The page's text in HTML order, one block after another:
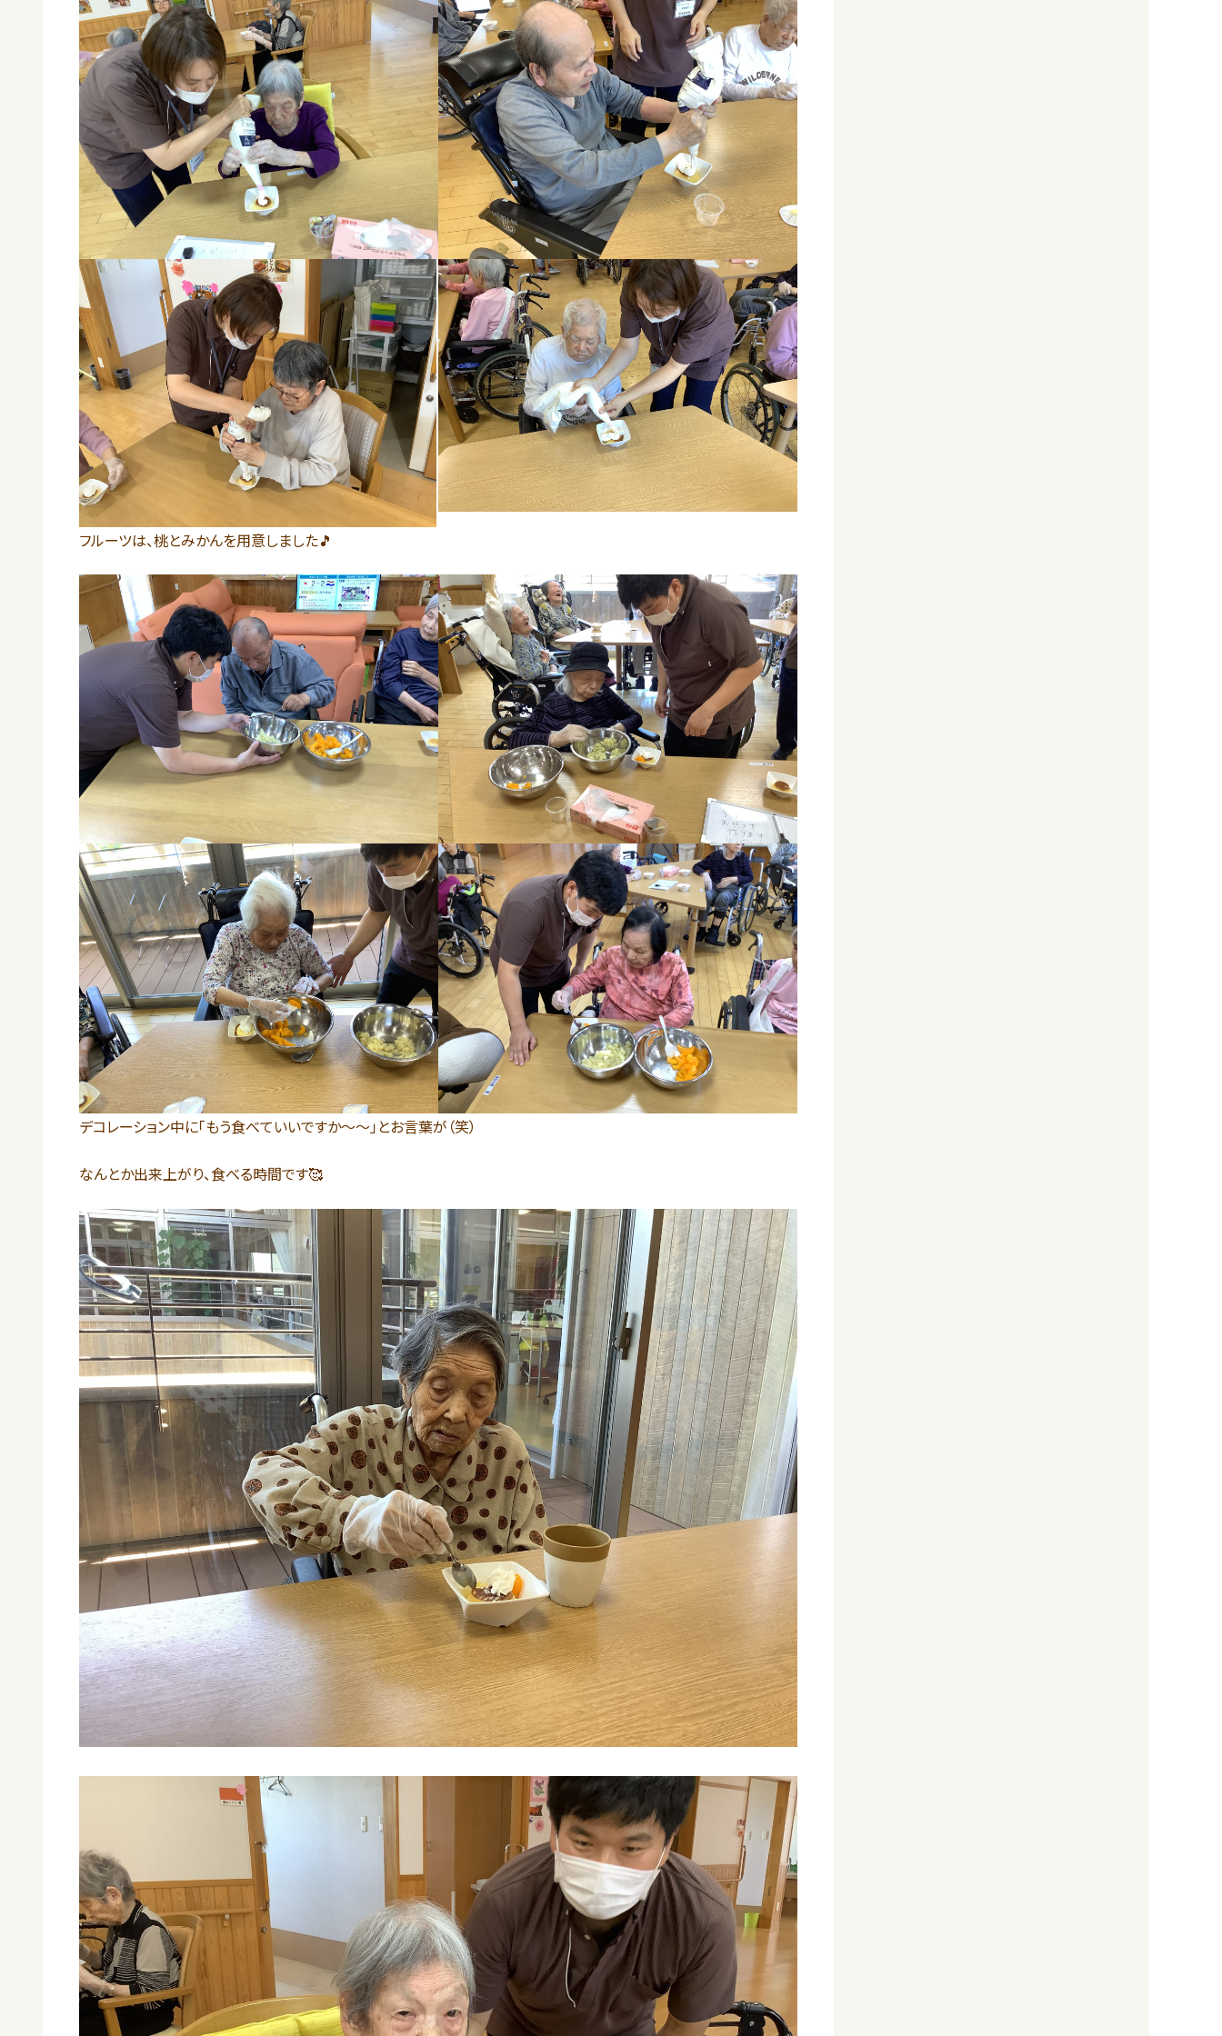
フルーツは、桃とみかんを用意しました🎵
デコレーション中に「もう食べていいですか～～」とお言葉が（笑）
なんとか出来上がり、食べる時間です🥰